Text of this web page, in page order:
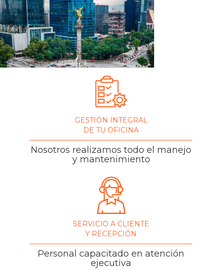
SERVICIO A CLIENTE
Y RECEPCIÓN
Personal capacitado en atención
ejecutiva
GESTIÓN INTEGRAL
DE TU OFICINA
Nosotros realizamos todo el manejo
y mantenimiento